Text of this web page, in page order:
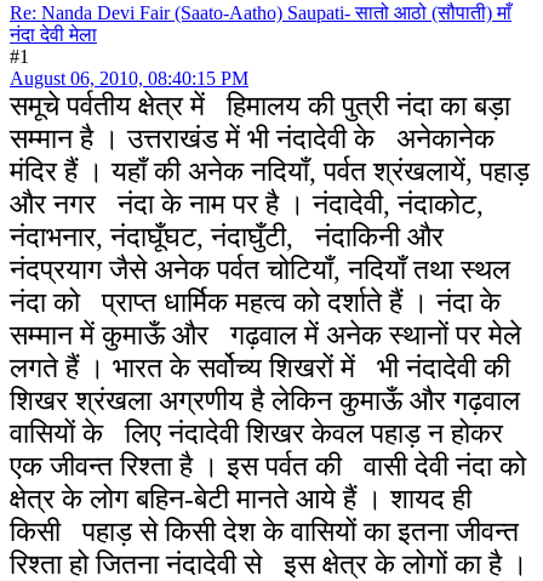
Re: Nanda Devi Fair (Saato-Aatho) Saupati- सातो आठो (सौपाती) माँ
नंदा देवी मेला
#1
August 06, 2010, 08:40:15 PM
समूचे पर्वतीय क्षेत्र में हिमालय की पुत्री नंदा का बड़ा
सम्मान है । उत्तराखंड में भी नंदादेवी के अनेकानेक
मंदिर हैं । यहाँ की अनेक नदियाँ, पर्वत श्रंखलायें, पहाड़
और नगर नंदा के नाम पर है । नंदादेवी, नंदाकोट,
नंदाभनार, नंदाघूँघट, नंदाघुँटी, नंदाकिनी और
नंदप्रयाग जैसे अनेक पर्वत चोटियाँ, नदियाँ तथा स्थल
नंदा को प्राप्त धार्मिक महत्व को दर्शाते हैं । नंदा के
सम्मान में कुमाऊँ और गढ़वाल में अनेक स्थानों पर मेले
लगते हैं । भारत के सर्वोच्य शिखरों में भी नंदादेवी की
शिखर श्रंखला अग्रणीय है लेकिन कुमाऊँ और गढ़वाल
वासियों के लिए नंदादेवी शिखर केवल पहाड़ न होकर
एक जीवन्त रिश्ता है । इस पर्वत की वासी देवी नंदा को
क्षेत्र के लोग बहिन-बेटी मानते आये हैं । शायद ही
किसी पहाड़ से किसी देश के वासियों का इतना जीवन्त
रिश्ता हो जितना नंदादेवी से इस क्षेत्र के लोगों का है ।